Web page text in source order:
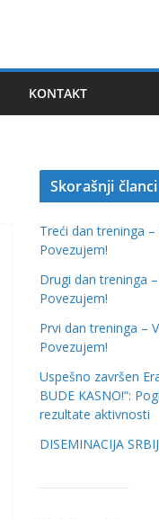
KONTAKT
Skorašnji članci
Treći dan treninga
Povezujem!
Drugi dan treninga
Povezujem!
Prvi dan treninga –
Povezujem!
Uspešno završen
BUDE KASNO!“:
rezultate aktivnosti
DISEMINACIJA